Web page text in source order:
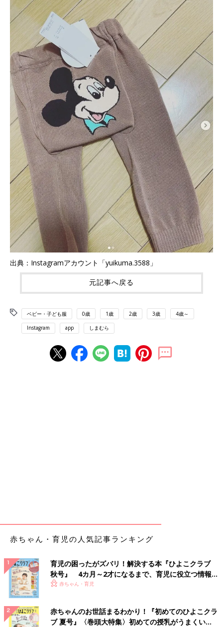
出典：Instagramアカウント「yuikuma.3588」
元記事へ戻る
ベビー・子ども服 0歳 1歳 2歳 3歳 4歳～
Instagram app しまむら
赤ちゃん・育児の人気記事ランキング
育児の困ったがズバリ！解決する本『ひよこクラブ
秋号』 4カ月～2才になるまで、育児に役立つ情報が
いっぱい！
赤ちゃん・育児
赤ちゃんのお世話まるわかり！『初めてのひよこクラ
ブ 夏号』〈巻頭大特集〉初めての授乳がうまくい